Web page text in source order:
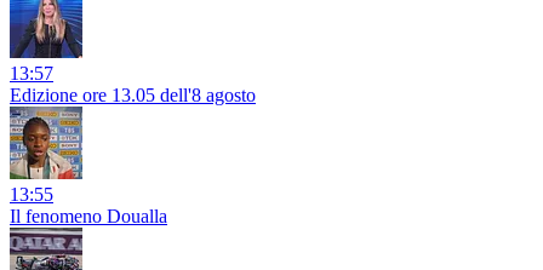
13:57
Edizione ore 13.05 dell'8 agosto
13:55
Il fenomeno Doualla